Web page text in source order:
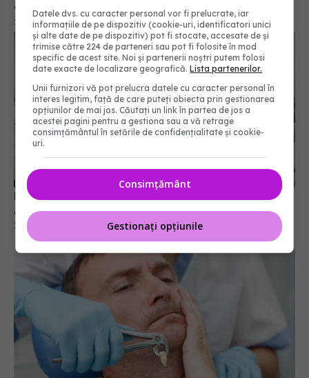
20 dec 2024, 13:54
Educație stomatologică pentru părinți și copii -
Abcesul dentar
10 dec 2023, 14:49
Datele dvs. cu caracter personal vor fi prelucrate, iar
informațiile de pe dispozitiv (cookie-uri, identificatori unici
și alte date de pe dispozitiv) pot fi stocate, accesate de și
trimise către 224 de parteneri sau pot fi folosite în mod
specific de acest site. Noi și partenerii noștri putem folosi
date exacte de localizare geografică.Lista partenerilor.
Unii furnizori vă pot prelucra datele cu caracter personal în
interes legitim, față de care puteți obiecta prin gestionarea
opțiunilor de mai jos. Căutați un link în partea de jos a
acestei pagini pentru a gestiona sau a vă retrage
consimțământul în setările de confidențialitate și cookie-
uri.
Consimțământ
Gestionați opțiunile